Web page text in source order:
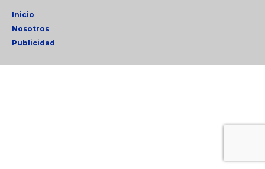
Inicio
Nosotros
Publicidad